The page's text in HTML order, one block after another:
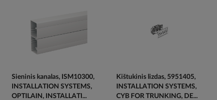
Sieninis kanalas, ISM10300,
INSTALLATION SYSTEMS,
OPTILAIN, INSTALLATI...
Kištukinis lizdas, 5951405,
INSTALLATION SYSTEMS,
CYB FOR TRUNKING, DE...